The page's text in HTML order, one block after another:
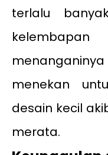
terlalu
menekan
desain kecil
merata.